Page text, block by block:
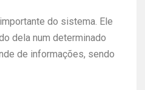
do sistema. Ele
dela num determinado
de informações, sendo